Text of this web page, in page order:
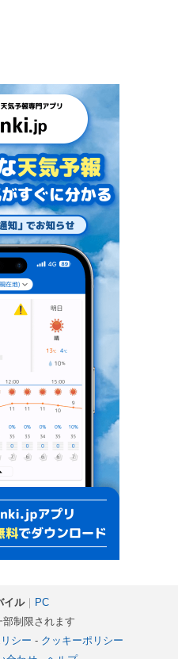
イル｜
PC
制限されます
シー - クッキーポリシー